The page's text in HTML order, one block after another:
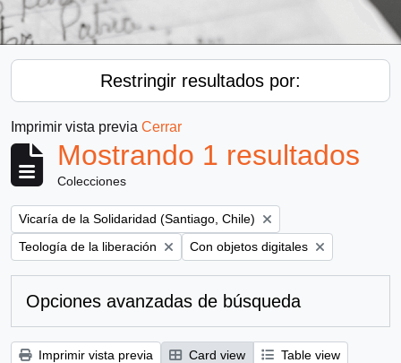
Restringir resultados por:
Imprimir vista previa Cerrar
Mostrando 1 resultados
Colecciones
Remove filter:
Vicaría de la Solidaridad (Santiago, Chile)
Remove filter:
Teología de la liberación Remove filter:
Con objetos digitales
Opciones avanzadas de búsqueda
Imprimir vista previa Card view
Table view